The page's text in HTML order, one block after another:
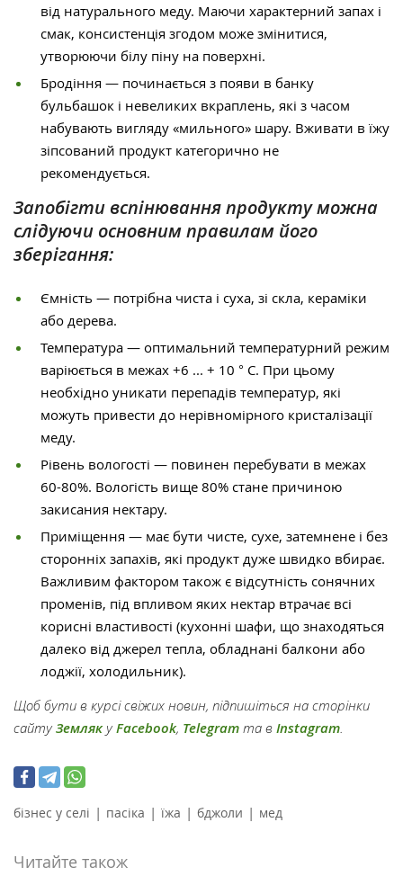
від натурального меду. Маючи характерний запах і
смак, консистенція згодом може змінитися,
утворюючи білу піну на поверхні.
Бродіння — починається з появи в банку
бульбашок і невеликих вкраплень, які з часом
набувають вигляду «мильного» шару. Вживати в їжу
зіпсований продукт категорично не
рекомендується.
Запобігти вспінювання продукту можна
слідуючи основним правилам його
зберігання:
Ємність — потрібна чиста і суха, зі скла, кераміки
або дерева.
Температура — оптимальний температурний режим
варіюється в межах +6 ... + 10 ° С. При цьому
необхідно уникати перепадів температур, які
можуть привести до нерівномірного кристалізації
меду.
Рівень вологості — повинен перебувати в межах
60-80%. Вологість вище 80% стане причиною
закисания нектару.
Приміщення — має бути чисте, сухе, затемнене і без
сторонніх запахів, які продукт дуже швидко вбирає.
Важливим фактором також є відсутність сонячних
променів, під впливом яких нектар втрачає всі
корисні властивості (кухонні шафи, що знаходяться
далеко від джерел тепла, обладнані балкони або
лоджії, холодильник).
Щоб бути в курсі свіжих новин, підпишіться на сторінки
сайтуЗемлякуFacebook, Telegram та в Instagram
бізнес у селі | пасіка | їжа | бджоли | мед
Читайте також